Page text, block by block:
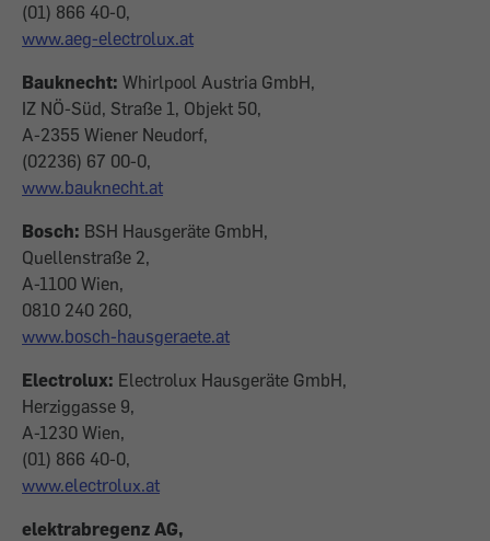
(01) 866 40-0,
www.aeg-electrolux.at
Bauknecht: Whirlpool Austria GmbH,
IZ NÖ-Süd, Straße 1, Objekt 50,
A-2355 Wiener Neudorf,
(02236) 67 00-0,
www.bauknecht.at
Bosch: BSH Hausgeräte GmbH,
Quellenstraße 2,
A-1100 Wien,
0810 240 260,
www.bosch-hausgeraete.at
Electrolux: Electrolux Hausgeräte GmbH,
Herziggasse 9,
A-1230 Wien,
(01) 866 40-0,
www.electrolux.at
elektrabregenz AG,